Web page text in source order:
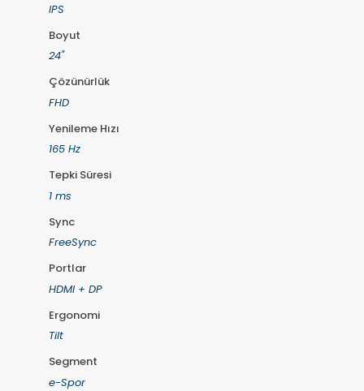
IPS
Boyut
24"
Çözünürlük
FHD
Yenileme Hızı
165 Hz
Tepki Süresi
1 ms
Sync
FreeSync
Portlar
HDMI + DP
Ergonomi
Tilt
Segment
e-Spor